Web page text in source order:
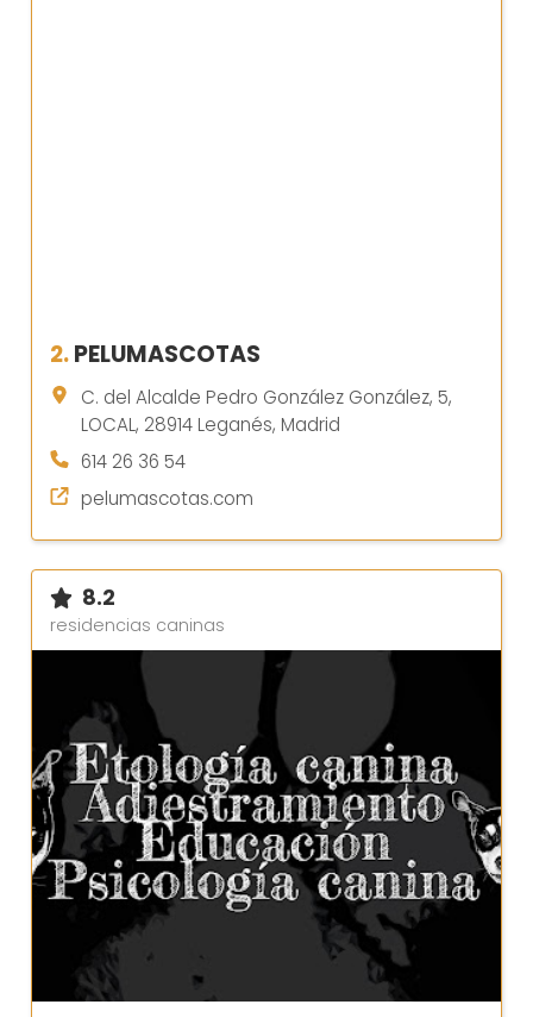
2.PELUMASCOTAS
C. del Alcalde Pedro González González, 5,
LOCAL, 28914 Leganés, Madrid
614 26 36 54
pelumascotas.com
8.2
residencias caninas